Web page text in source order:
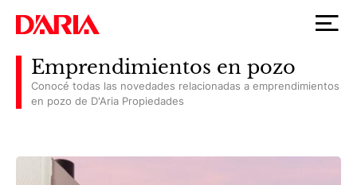
Emprendimientos en pozo
Conocé todas las novedades relacionadas a emprendimientos
en pozo de D'Aria Propiedades